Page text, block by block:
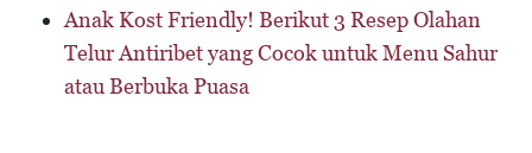
Anak Kost Friendly! Berikut 3 Resep Olahan
Telur Antiribet yang Cocok untuk Menu Sahur
atau Berbuka Puasa